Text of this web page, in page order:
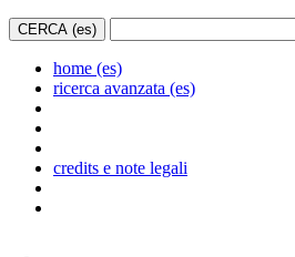
home (es)
ricerca avanzata (es)
credits e note legali